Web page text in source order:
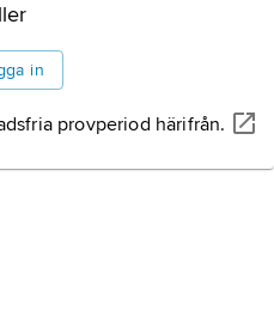
in
provperiod härifrån.